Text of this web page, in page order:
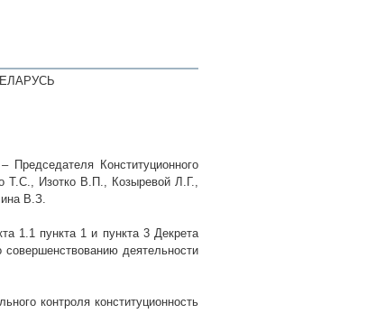
Председателя Конституционного
Изотко В.П., Козыревой Л.Г.,
В.З.
1.1 пункта 1 и пункта 3 Декрета
деятельности
контроля конституционность